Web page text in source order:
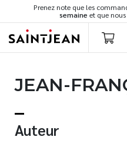
Prenez note que les
semaine et que
Romans
Développement personnel
JEAN-
Auteur